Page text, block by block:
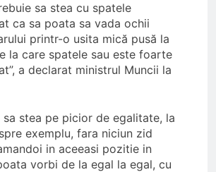
sa stea cu spatele
ca sa poata sa vada ochii
printr-o usita mică pusă la
la care spatele sau este foarte
a declarat ministrul Muncii la
stea pe picior de egalitate, la
exemplu, fara niciun zid
in aceeasi pozitie in
vorbi de la egal la egal, cu